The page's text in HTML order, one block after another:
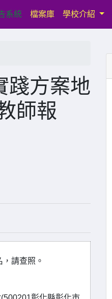
系統 檔案庫 學校介紹
踐方案地
師報
請查照。